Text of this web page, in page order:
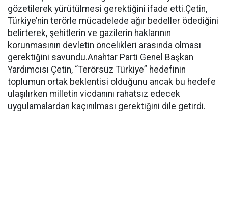
gözetilerek yürütülmesi gerektiğini ifade etti.Çetin,
Türkiye’nin terörle mücadelede ağır bedeller ödediğini
belirterek, şehitlerin ve gazilerin haklarının
korunmasının devletin öncelikleri arasında olması
gerektiğini savundu.Anahtar Parti Genel Başkan
Yardımcısı Çetin, “Terörsüz Türkiye” hedefinin
toplumun ortak beklentisi olduğunu ancak bu hedefe
ulaşılırken milletin vicdanını rahatsız edecek
uygulamalardan kaçınılması gerektiğini dile getirdi.